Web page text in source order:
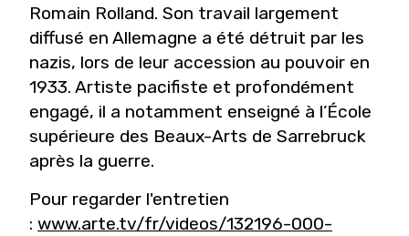
Romain Rolland. Son travail largement
diffusé en Allemagne a été détruit par les
nazis, lors de leur accession au pouvoir en
1933. Artiste pacifiste et profondément
engagé, il a notamment enseigné à l’École
supérieure des Beaux-Arts de Sarrebruck
après la guerre.
Pour regarder l'entretien
: www.arte.tv/fr/videos/132196-000-